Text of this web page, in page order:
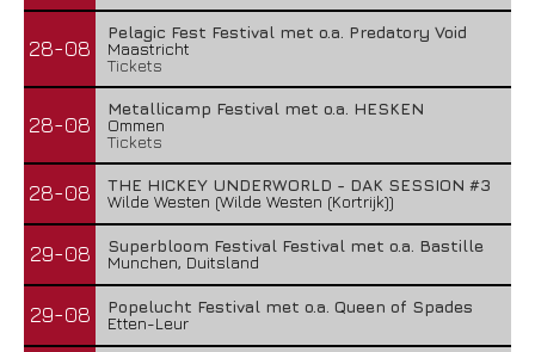
28-08
Pelagic Fest Festival met o.a. Predatory Void
Maastricht
Tickets
28-08
Metallicamp Festival met o.a. HESKEN
Ommen
Tickets
28-08
THE HICKEY UNDERWORLD - DAK SESSION #3
Wilde Westen (Wilde Westen (Kortrijk))
29-08
Superbloom Festival Festival met o.a. Bastille
Munchen, Duitsland
29-08
Popelucht Festival met o.a. Queen of Spades
Etten-Leur